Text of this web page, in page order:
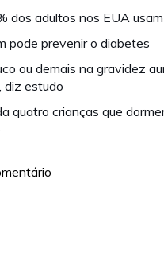
dos adultos nos EUA
pode prevenir o diabetes
ou demais na gravidez
diz estudo
quatro crianças que